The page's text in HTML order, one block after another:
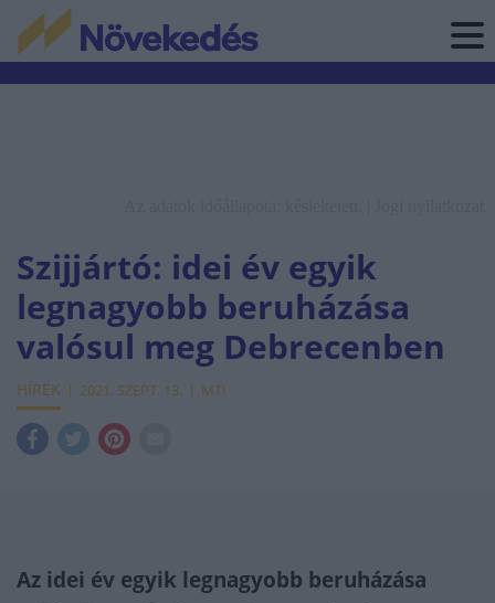
Szijjártó: idei év egyik
legnagyobb beruházása
valósul meg Debrecenben
HÍREK 2021. SZEPT. 13. MTI
Az idei év egyik legnagyobb beruházása